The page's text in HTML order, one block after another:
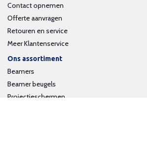
Contact opnemen
Offerte aanvragen
Retouren en service
Meer Klantenservice
Ons assortiment
Beamers
Beamer beugels
Projectieschermen